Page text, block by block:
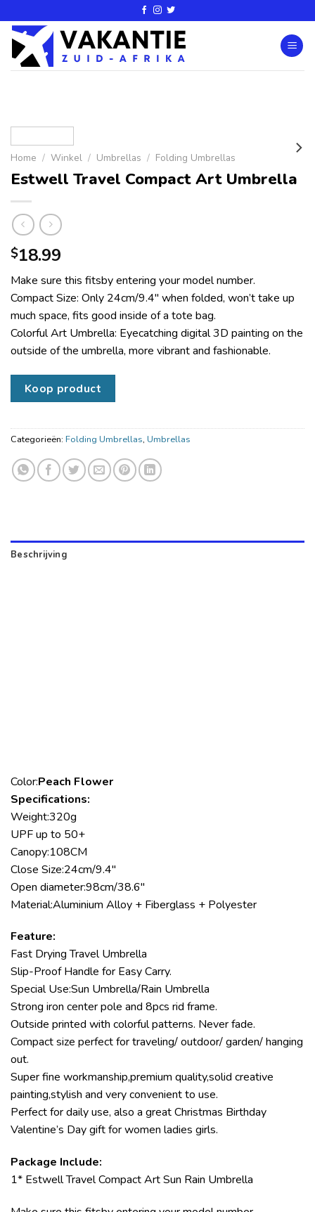
Home / Winkel / Umbrellas / Folding Umbrellas
Estwell Travel Compact Art Umbrella
$18.99
Make sure this fitsby entering your model number.
Compact Size: Only 24cm/9.4″ when folded, won’t take up
much space, fits good inside of a tote bag.
Colorful Art Umbrella: Eyecatching digital 3D painting on the
outside of the umbrella, more vibrant and fashionable.
Koop product
Categorieën: Folding Umbrellas, Umbrellas
Beschrijving
Color:Peach Flower
Specifications:
Weight:320g
UPF up to 50+
Canopy:108CM
Close Size:24cm/9.4″
Open diameter:98cm/38.6″
Material:Aluminium Alloy + Fiberglass + Polyester
Feature:
Fast Drying Travel Umbrella
Slip-Proof Handle for Easy Carry.
Special Use:Sun Umbrella/Rain Umbrella
Strong iron center pole and 8pcs rid frame.
Outside printed with colorful patterns. Never fade.
Compact size perfect for traveling/ outdoor/ garden/ hanging
out.
Super fine workmanship,premium quality,solid creative
painting,stylish and very convenient to use.
Perfect for daily use, also a great Christmas Birthday
Valentine’s Day gift for women ladies girls.
Package Include:
1* Estwell Travel Compact Art Sun Rain Umbrella